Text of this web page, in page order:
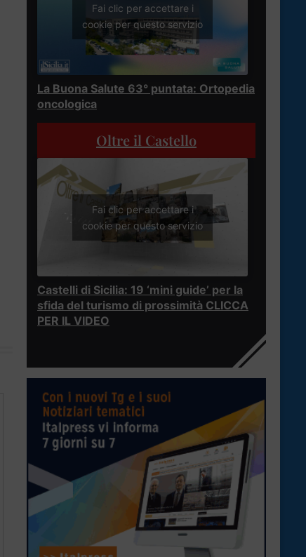
Fai clic per accettare i
cookie per questo servizio
La Buona Salute 63° puntata: Ortopedia
oncologica
Oltre il Castello
Fai clic per accettare i
cookie per questo servizio
Castelli di Sicilia: 19 ‘mini guide’ per la
sfida del turismo di prossimità CLICCA
PER IL VIDEO